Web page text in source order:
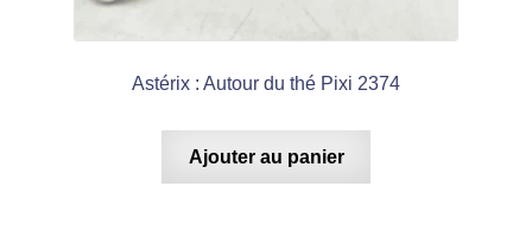
Astérix : Autour du thé Pixi 2374
Ajouter au panier